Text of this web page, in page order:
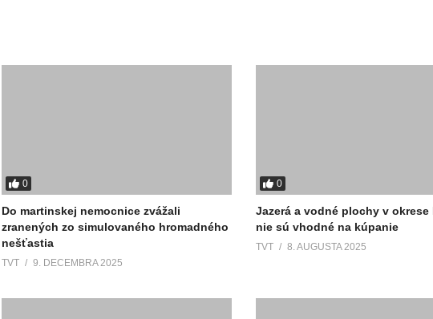
0
Do martinskej nemocnice zvážali
zranených zo simulovaného hromadného
nešťastia
TVT 9. DECEMBRA 2025
0
Jazerá a vodné plochy v okrese
nie sú vhodné na kúpanie
TVT 8. AUGUSTA 2025